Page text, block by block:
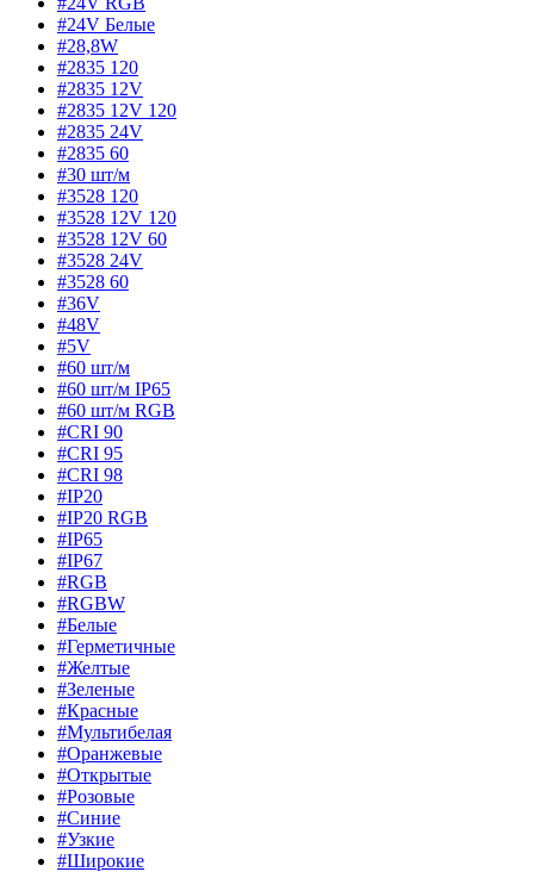
#24V Белые
#28,8W
#2835 120
#2835 12V
#2835 12V 120
#2835 24V
#2835 60
#30 шт/м
#3528 120
#3528 12V 120
#3528 12V 60
#3528 24V
#3528 60
#36V
#48V
#5V
#60 шт/м
#60 шт/м IP65
#60 шт/м RGB
#CRI 90
#CRI 95
#CRI 98
#IP20
#IP20 RGB
#IP65
#IP67
#RGB
#RGBW
#Белые
#Герметичные
#Желтые
#Зеленые
#Красные
#Мультибелая
#Оранжевые
#Открытые
#Розовые
#Синие
#Узкие
#Широкие